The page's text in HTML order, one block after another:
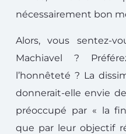
nécessairement bon
Alors, vous sentez-
Machiavel ?
l’honnêteté ? La
donnerait-elle envie
préoccupé par « la
que par leur objectif